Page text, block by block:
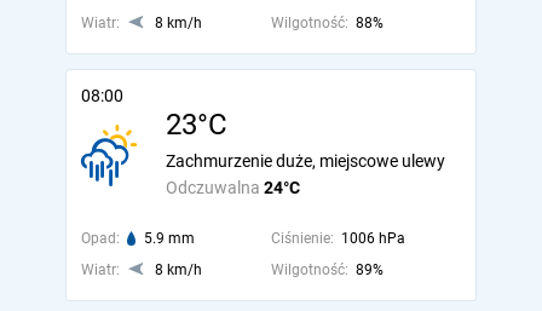
Wiatr: 8 km/h Wilgotność: 88%
08:00
23°C
Odczuwalna 24°C
Zachmurzenie duże, miejscowe ulewy
Opad: 5.9 mm Ciśnienie: 1006 hPa
Wiatr:
8 km/h Wilgotność: 89%